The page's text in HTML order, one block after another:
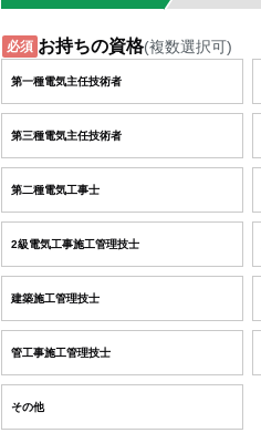
必須 お持ちの資格(複数選択可)
第一種電気主任技術者
第三種電気主任技術者
第二種電気工事士
2級電気工事施工管理技士
建築施工管理技士
管工事施工管理技士
その他